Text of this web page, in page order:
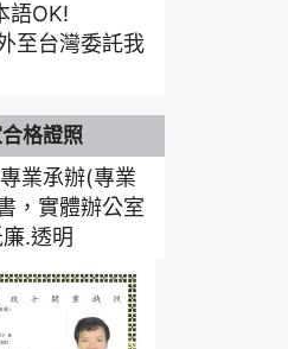
語OK!
至台灣委託我
合格證照
業承辦(專業
，實體辦公室
.透明